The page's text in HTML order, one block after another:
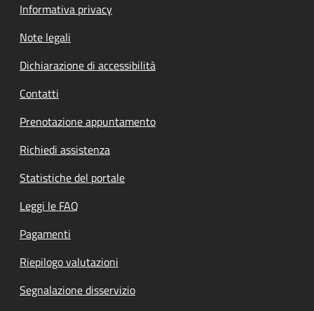
Informativa privacy
Note legali
Dichiarazione di accessibilità
Contatti
Prenotazione appuntamento
Richiedi assistenza
Statistiche del portale
Leggi le FAQ
Pagamenti
Riepilogo valutazioni
Segnalazione disservizio